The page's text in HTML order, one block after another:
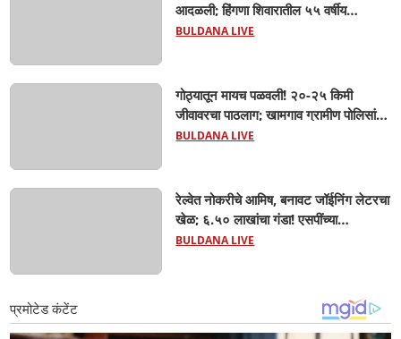
आदळली; हिंगणा शिवारातील ५५ वर्षीय
शेतकऱ्याचा जागीच मृत्यू! खांडवी–हिंगणा मार्गावर
BULDANA LIVE
गोठ्यातून मायच पळवली! २०-२५ किमी
जीवावरचा पाठलाग; खामगाव ग्रामीण पोलिसांनी
गाय वाचवली, चोरटे मात्र अंधाराचा फायदा
BULDANA LIVE
रेल्वेत नोकरीचे आमिष, बनावट जॉईनिंग लेटरचा
खेळ; ६.५० लाखांचा गंडा! एसपींच्या
आदेशानंतर अखेर गुन्हा दाखल; आसलगावच्या
BULDANA LIVE